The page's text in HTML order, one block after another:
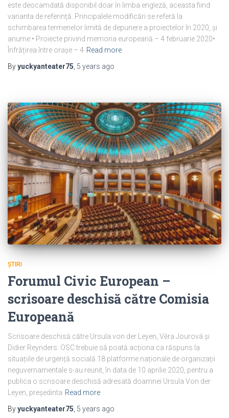
este deocamdată disponibil doar în limba engleză, aceasta fiind
varianta de referință. Principalele modificări se referă la
schimbarea termenelor limită de depunere a proiectelor în 2020, și
anume:• Proiecte privind memoria europeană – 4 februarie 2020•
Înfrățirea între orașe – 4 Read more
Byyuckyanteater75 5 years ago
ȘTIRI
Forumul Civic European –
scrisoare deschisă către Comisia
Europeană
Scrisoare deschisă către Ursula von der Leyen, Věra Jourová și
Didier Reynders: OSC trebuie să poată acționa ca răspuns la
situațiile de urgență socială 18 platforme naționale de organizații
neguvernamentale s-au reunit, în data de 10 aprilie 2020, pentru a
publica o scrisoare deschisă adresată doamnei Ursula Von der
Leyen, președinta Read more
Byyuckyanteater75, 5 years ago